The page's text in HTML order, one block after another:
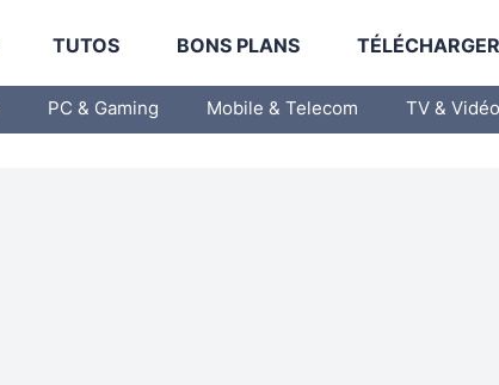
TUTOS BONS PLANS
PC & Gaming Mobile & Telecom TV & Vidéo